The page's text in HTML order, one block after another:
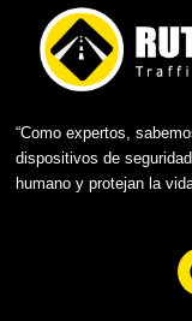
“Como expertos,
dispositivos de
humano y protejan la